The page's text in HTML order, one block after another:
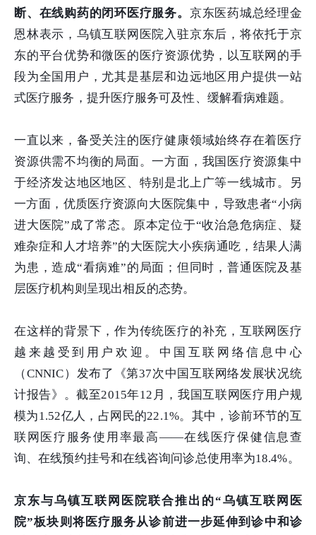
断、在线购药的闭环医疗服务。 京东医药城总经理金
恩林表示，乌镇互联网医院入驻京东后，将依托于京
东的平台优势和微医的医疗资源优势，以互联网的手
段为全国用户，尤其是基层和边远地区用户提供一站
式医疗服务，提升医疗服务可及性、缓解看病难题。
一直以来，备受关注的医疗健康领域始终存在着医疗
资源供需不均衡的局面。一方面，我国医疗资源集中
于经济发达地区地区、特别是北上广等一线城市。另
一方面，优质医疗资源向大医院集中，导致患者“小病
进大医院”成了常态。原本定位于“收治急危病症、疑
难杂症和人才培养”的大医院大小疾病通吃，结果人满
为患，造成“看病难”的局面；但同时，普通医院及基
层医疗机构则呈现出相反的态势。
在这样的背景下，作为传统医疗的补充，互联网医疗
越来越受到用户欢迎。中国互联网络信息中心
（CNNIC）发布了《第37次中国互联网络发展状况统
计报告》。截至2015年12月，我国互联网医疗用户规
模为1.52亿人，占网民的22.1%。其中，诊前环节的互
联网医疗服务使用率最高——在线医疗保健信息查
询、在线预约挂号和在线咨询问诊总使用率为18.4%。
京东与乌镇互联网医院联合推出的“乌镇互联网医
院”板块则将医疗服务从诊前进一步延伸到诊中和诊